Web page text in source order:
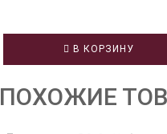
В КОРЗИНУ
ПОХОЖИЕ